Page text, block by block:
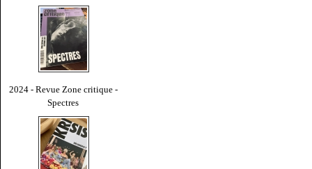
2024 - Revue Zone critique -
Spectres